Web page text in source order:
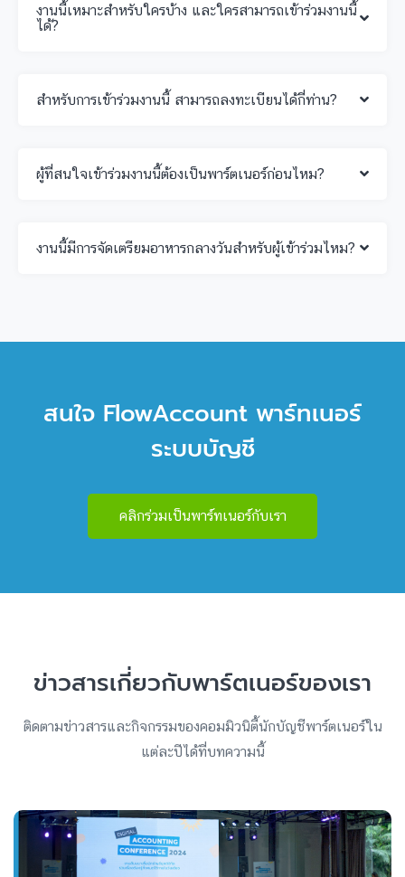
งานนี้เหมาะสำหรับใครบ้าง และใครสามารถเข้าร่วมงานนี้
ได้?
สำหรับการเข้าร่วมงานนี้ สามารถลงทะเบียนได้กี่ท่าน?
ผู้ที่สนใจเข้าร่วมงานนี้ต้องเป็นพาร์ตเนอร์ก่อนไหม?
งานนี้มีการจัดเตรียมอาหารกลางวันสำหรับผู้เข้าร่วมไหม?
สนใจ FlowAccount พาร์ทเนอร์
ระบบบัญชี
คลิกร่วมเป็นพาร์ทเนอร์กับเรา
ข่าวสารเกี่ยวกับพาร์ตเนอร์ของเรา
ติดตามข่าวสารและกิจกรรมของคอมมิวนิตี้นักบัญชีพาร์ตเนอร์ใน
แต่ละปีได้ที่บทความนี้